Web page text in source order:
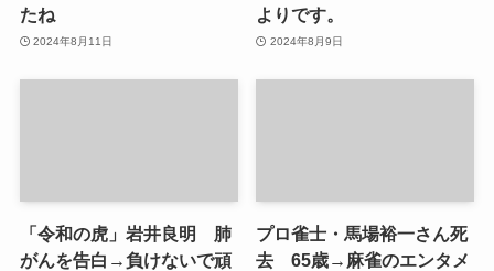
たね
2024年8月11日
よりです。
2024年8月9日
「令和の虎」岩井良明 肺
がんを告白→負けないで頑
プロ雀士・馬場裕一さん死
去 65歳→麻雀のエンタメ